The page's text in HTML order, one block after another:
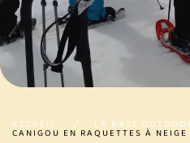
ACCUEIL LA BASE
CANIGOU EN RAQUETTES À NEIGE